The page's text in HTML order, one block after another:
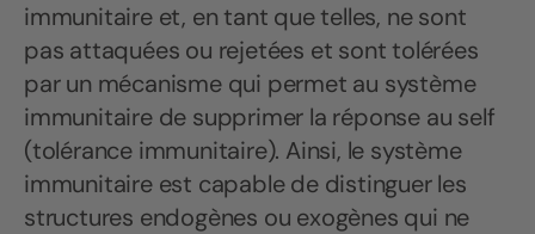
immunitaire et, en tant que telles, ne sont
pas attaquées ou rejetées et sont tolérées
par un mécanisme qui permet au système
immunitaire de supprimer la réponse au self
(tolérance immunitaire). Ainsi, le système
immunitaire est capable de distinguer les
structures endogènes ou exogènes qui ne